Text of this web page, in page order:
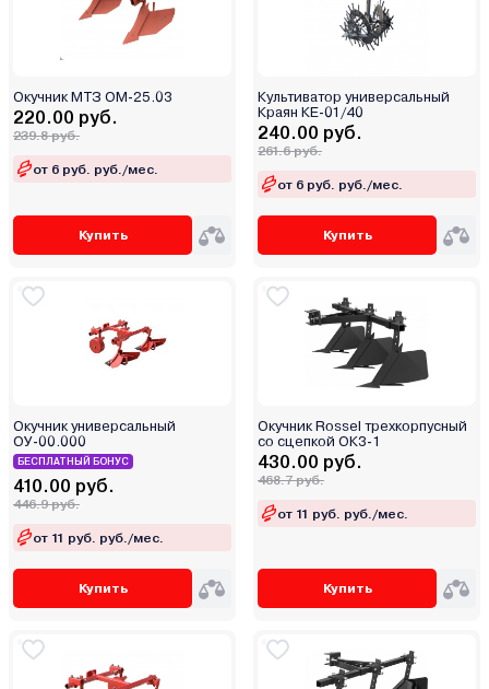
Rossel
МТЗ
ООО «Краян»
Украина
Окучник
Беларус 921
Беларус 952.2
Беларус 82.1
Беларус 82 МК
Беларус 3022 ДВ
Окучник МТЗ ОМ-25.03
220.00 руб.
239.8 руб.
от 6 руб. руб./мес.
Купить
Культиватор универсальный
Краян КЕ-01/40
240.00 руб.
261.6 руб.
от 6 руб. руб./мес.
Купить
Окучник универсальный
ОУ-00.000
БЕСПЛАТНЫЙ БОНУС
410.00 руб.
446.9 руб.
от 11 руб. руб./мес.
Купить
Окучник Rossel трехкорпусный
со сцепкой ОК3-1
430.00 руб.
468.7 руб.
от 11 руб. руб./мес.
Купить